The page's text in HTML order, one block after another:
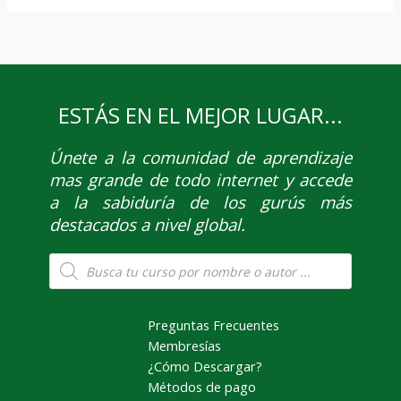
ESTÁS EN EL MEJOR LUGAR...
Únetea la comunidad de aprendizaje
mas grande de todo internet y accede
a la sabiduría de los gurús más
destacados a nivel global.
Búsqueda
de
productos
Preguntas Frecuentes
Membresías
¿Cómo Descargar?
Métodos de pago